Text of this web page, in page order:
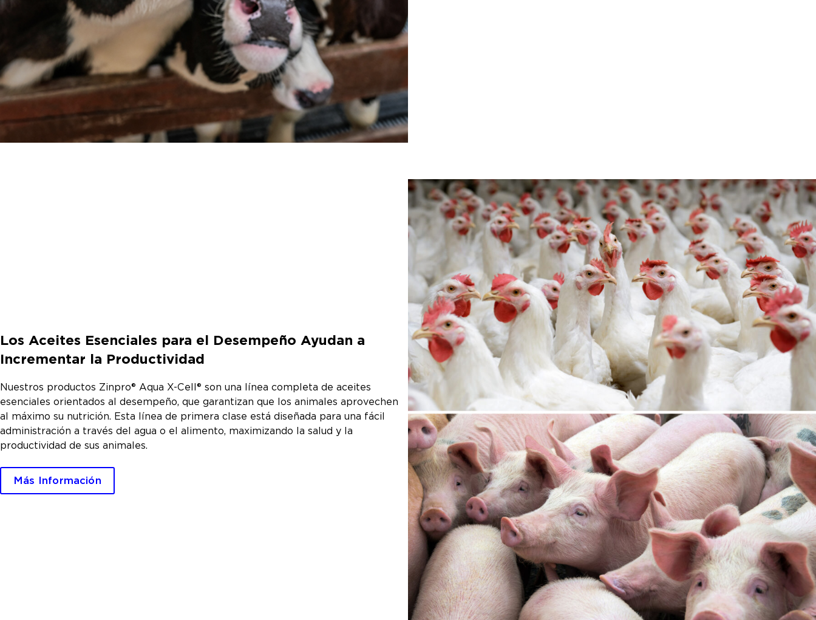
Los Aceites Esenciales para el Desempeño Ayudan a
Incrementar la Productividad
Nuestros productos Zinpro® Aqua X-Cell® son una línea completa de aceites
esenciales orientados al desempeño, que garantizan que los animales aprovechen
al máximo su nutrición. Esta línea de primera clase está diseñada para una fácil
administración a través del agua o el alimento, maximizando la salud y la
productividad de sus animales.
Más Información